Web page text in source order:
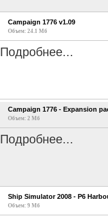
Campaign 1776 v1.09
Объем: 24.1 Мб
Подробнее...
Campaign 1776 - Expansion
Объем: 2 Мб
Подробнее...
Ship Simulator 2008 - P6
Объем: 9 Мб